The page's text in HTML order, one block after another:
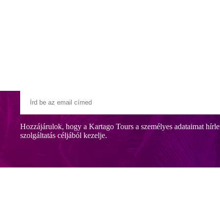
Éttermek, üzletek és bárok a szálloda közelében,
Hozzájárulok, hogy a Kartago Tours a személyes adataimat
szolgáltatás céljából kezelje.